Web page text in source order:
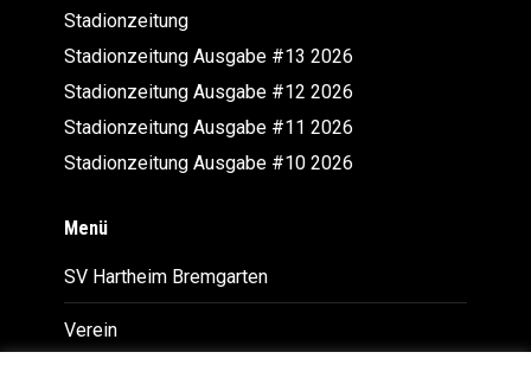
Stadionzeitung
Stadionzeitung Ausgabe #13 2026
Stadionzeitung Ausgabe #12 2026
Stadionzeitung Ausgabe #11 2026
Stadionzeitung Ausgabe #10 2026
Menü
SV Hartheim Bremgarten
Verein